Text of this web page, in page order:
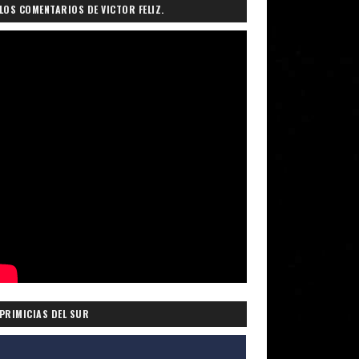
LOS COMENTARIOS DE VICTOR FELIZ.
PRIMICIAS DEL SUR